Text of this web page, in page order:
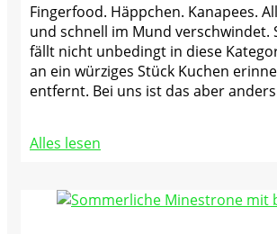
Fingerfood. Häppchen. Kanapees.
und schnell im Mund verschwindet.
fällt nicht unbedingt in diese
an ein würziges Stück Kuchen
entfernt. Bei uns ist das aber
Alles lesen